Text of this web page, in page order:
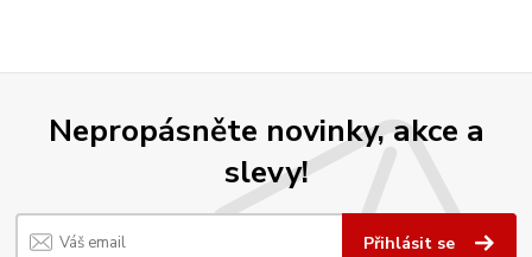
Nepropásněte novinky, akce a
slevy!
Přihlásit se